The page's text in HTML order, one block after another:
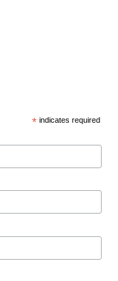
* indicates required